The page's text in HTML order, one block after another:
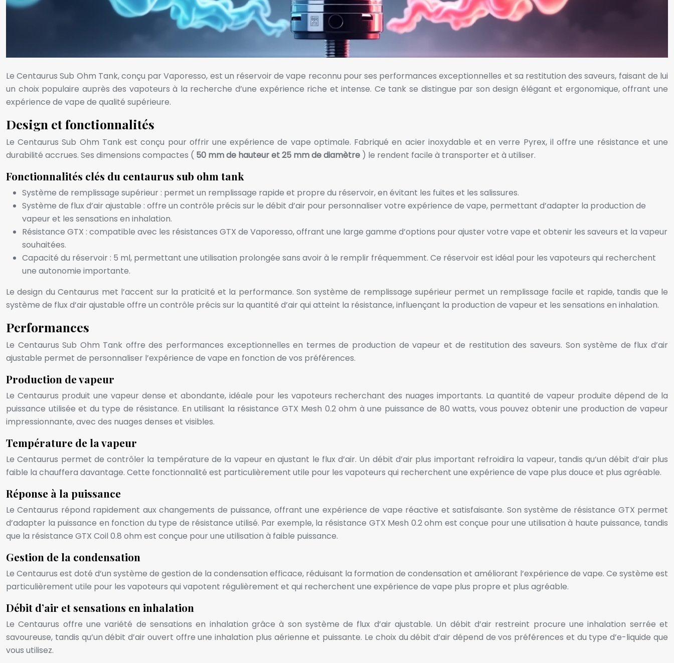
Le Centaurus Sub Ohm Tank, conçu par Vaporesso, est un réservoir de vape reconnu pour ses performances exceptionnelles et sa restitution des saveurs, faisant de lui
un choix populaire auprès des vapoteurs à la recherche d’une expérience riche et intense. Ce tank se distingue par son design élégant et ergonomique, offrant une
expérience de vape de qualité supérieure.
Design et fonctionnalités
Le Centaurus Sub Ohm Tank est conçu pour offrir une expérience de vape optimale. Fabriqué en acier inoxydable et en verre Pyrex, il offre une résistance et une
durabilité accrues. Ses dimensions compactes ( 50 mm de hauteur et 25 mm de diamètre ) le rendent facile à transporter et à utiliser.
Fonctionnalités clés du centaurus sub ohm tank
Système de remplissage supérieur : permet un remplissage rapide et propre du réservoir, en évitant les fuites et les salissures.
Système de flux d’air ajustable : offre un contrôle précis sur le débit d’air pour personnaliser votre expérience de vape, permettant d’adapter la production de
vapeur et les sensations en inhalation.
Résistance GTX : compatible avec les résistances GTX de Vaporesso, offrant une large gamme d’options pour ajuster votre vape et obtenir les saveurs et la vapeur
souhaitées.
Capacité du réservoir : 5 ml, permettant une utilisation prolongée sans avoir à le remplir fréquemment. Ce réservoir est idéal pour les vapoteurs qui recherchent
une autonomie importante.
Le design du Centaurus met l’accent sur la praticité et la performance. Son système de remplissage supérieur permet un remplissage facile et rapide, tandis que le
système de flux d’air ajustable offre un contrôle précis sur la quantité d’air qui atteint la résistance, influençant la production de vapeur et les sensations en inhalation.
Performances
Le Centaurus Sub Ohm Tank offre des performances exceptionnelles en termes de production de vapeur et de restitution des saveurs. Son système de flux d’air
ajustable permet de personnaliser l’expérience de vape en fonction de vos préférences.
Production de vapeur
Le Centaurus produit une vapeur dense et abondante, idéale pour les vapoteurs recherchant des nuages importants. La quantité de vapeur produite dépend de la
puissance utilisée et du type de résistance. En utilisant la résistance GTX Mesh 0.2 ohm à une puissance de 80 watts, vous pouvez obtenir une production de vapeur
impressionnante, avec des nuages denses et visibles.
Température de la vapeur
Le Centaurus permet de contrôler la température de la vapeur en ajustant le flux d’air. Un débit d’air plus important refroidira la vapeur, tandis qu’un débit d’air plus
faible la chauffera davantage. Cette fonctionnalité est particulièrement utile pour les vapoteurs qui recherchent une expérience de vape plus douce et plus agréable.
Réponse à la puissance
Le Centaurus répond rapidement aux changements de puissance, offrant une expérience de vape réactive et satisfaisante. Son système de résistance GTX permet
d’adapter la puissance en fonction du type de résistance utilisé. Par exemple, la résistance GTX Mesh 0.2 ohm est conçue pour une utilisation à haute puissance, tandis
que la résistance GTX Coil 0.8 ohm est conçue pour une utilisation à faible puissance.
Gestion de la condensation
Le Centaurus est doté d’un système de gestion de la condensation efficace, réduisant la formation de condensation et améliorant l’expérience de vape. Ce système est
particulièrement utile pour les vapoteurs qui vapotent régulièrement et qui recherchent une expérience de vape plus propre et plus agréable.
Débit d’air et sensations en inhalation
Le Centaurus offre une variété de sensations en inhalation grâce à son système de flux d’air ajustable. Un débit d’air restreint procure une inhalation serrée et
savoureuse, tandis qu’un débit d’air ouvert offre une inhalation plus aérienne et puissante. Le choix du débit d’air dépend de vos préférences et du type d’e-liquide que
vous utilisez.